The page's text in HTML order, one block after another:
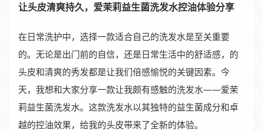
让头皮清爽持久，爱茉莉益生菌洗发水控油体验分享
在日常洗护中，选择一款适合自己的洗发水是至关重要
的。无论是出门前的自信，还是日常生活中的舒适感，的
头皮和清爽的秀发都是让我们倍感愉悦的关键因素。今
天，我想和大家分享一款让我颇有感触的洗发水——爱茉
莉益生菌洗发水。这款洗发水以其独特的益生菌成分和卓
越的控油效果，给我的头皮带来了全新的体验。